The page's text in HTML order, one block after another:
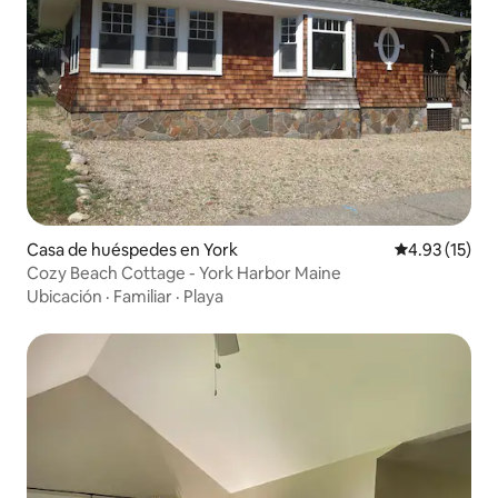
Casa de huéspedes en York Calificación
4.93 (15)
Cozy Beach Cottage - York Harbor Maine
Ubicación · Familiar · Playa